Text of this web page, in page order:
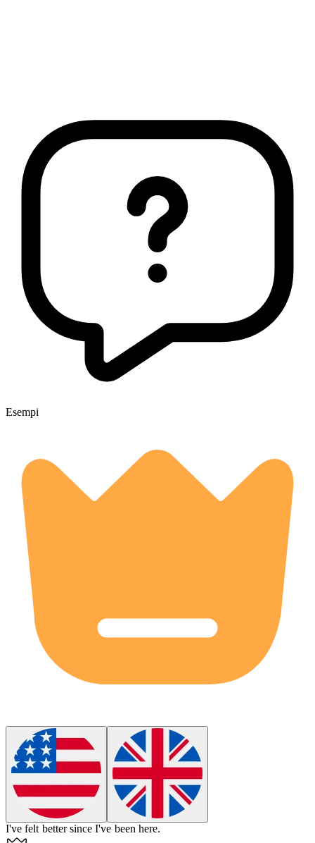
Esempi
I've felt bettersince I've been here.